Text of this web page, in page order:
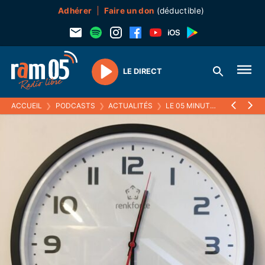
Adhérer Faire un don (déductible)
Play
LE DIRECT
ACCUEIL ❯ PODCASTS ❯ ACTUALITÉS ❯ LE 05 MINUTES LE